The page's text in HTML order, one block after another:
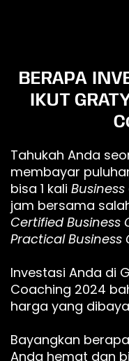
BERAPA
IKUT
Tahukah Anda
membayar
bisa 1 kali
jam bersama
Certified Business
Practical
Investasi Anda di
Coaching 2024
harga yang
Bayangkan
Anda hemat dan